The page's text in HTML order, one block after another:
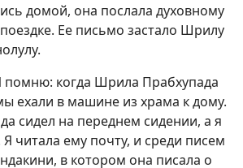
домой, она послала духовному
Ее письмо застало Шрилу
помню: когда Шрила Прабхупада
ехали в машине из храма к дому.
сидел на переднем сидении, а я
Я читала ему почту, и среди писем
в котором она писала о